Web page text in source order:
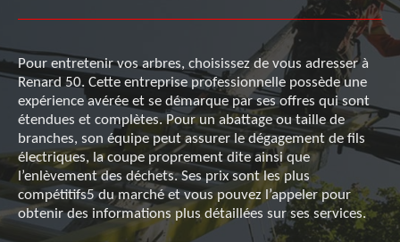
Pour entretenir vos arbres, choisissez de vous adresser à
Renard 50. Cette entreprise professionnelle possède une
expérience avérée et se démarque par ses offres qui sont
étendues et complètes. Pour un abattage ou taille de
branches, son équipe peut assurer le dégagement de fils
électriques, la coupe proprement dite ainsi que
l’enlèvement des déchets. Ses prix sont les plus
compétitifs5 du marché et vous pouvez l’appeler pour
obtenir des informations plus détaillées sur ses services.